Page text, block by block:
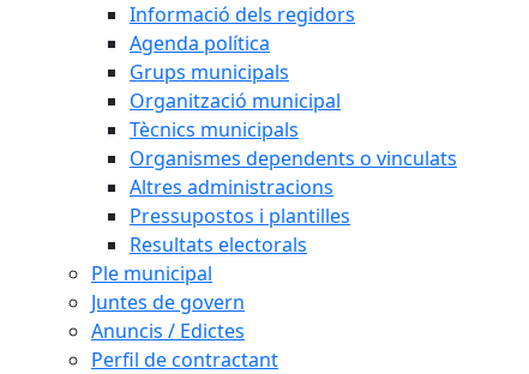
Informació dels regidors
Agenda política
Grups municipals
Organització municipal
Tècnics municipals
Organismes dependents o vinculats
Altres administracions
Pressupostos i plantilles
Resultats electorals
Ple municipal
Juntes de govern
Anuncis / Edictes
Perfil de contractant